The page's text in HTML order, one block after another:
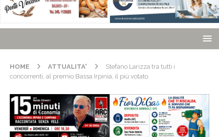
HOME ATTUALITA'
Stefano Larizza tra tutti i
concorrenti, al premio Bassa Irpinia, il più votato.